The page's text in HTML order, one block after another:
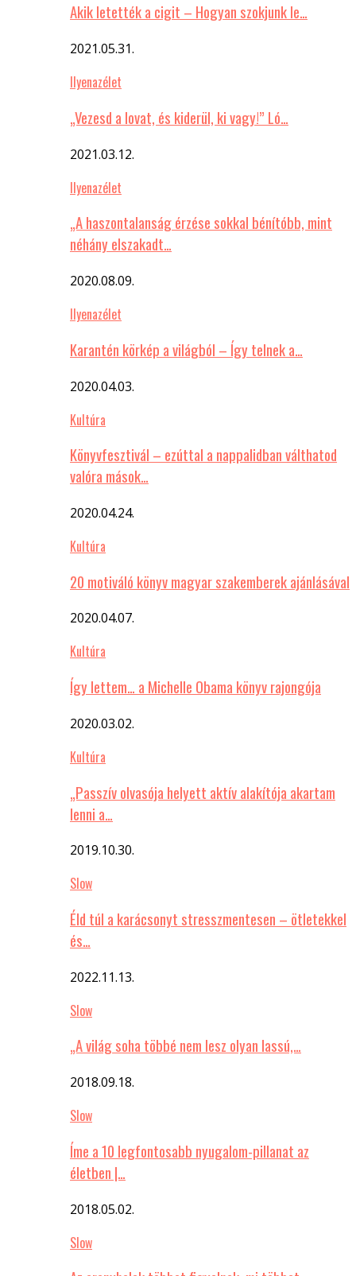
Akik letették a cigit – Hogyan szokjunk le…
2021.05.31.
Ilyenazélet
„Vezesd a lovat, és kiderül, ki vagy!” Ló…
2021.03.12.
Ilyenazélet
„A haszontalanság érzése sokkal bénítóbb, mint
néhány elszakadt…
2020.08.09.
Ilyenazélet
Karantén körkép a világból – Így telnek a…
2020.04.03.
Kultúra
Könyvfesztivál – ezúttal a nappalidban válthatod
valóra mások…
2020.04.24.
Kultúra
20 motiváló könyv magyar szakemberek ajánlásával
2020.04.07.
Kultúra
Így lettem… a Michelle Obama könyv rajongója
2020.03.02.
Kultúra
„Passzív olvasója helyett aktív alakítója akartam
lenni a…
2019.10.30.
Slow
Éld túl a karácsonyt stresszmentesen – ötletekkel
és…
2022.11.13.
Slow
„A világ soha többé nem lesz olyan lassú,…
2018.09.18.
Slow
Íme a 10 legfontosabb nyugalom-pillanat az
életben |…
2018.05.02.
Slow